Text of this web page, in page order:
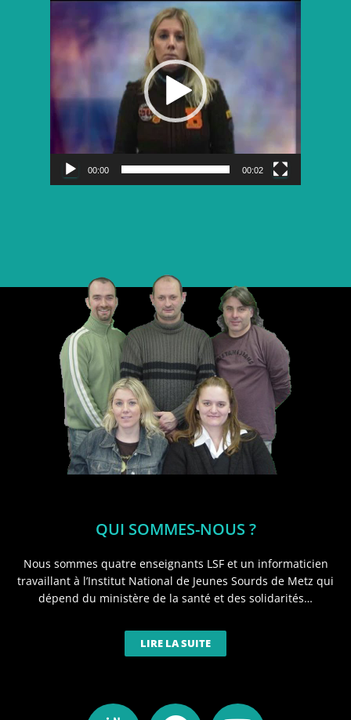
Lecteur
vidéo
00:00 00:02
QUI SOMMES-NOUS ?
Nous sommes quatre enseignants LSF et un informaticien
travaillant à l’Institut National de Jeunes Sourds de Metz qui
dépend du ministère de la santé et des solidarités…
LIRE LA SUITE